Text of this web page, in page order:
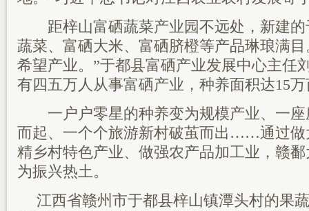
距梓山富硒蔬菜产业园不远处，新建的
蔬菜、富硒大米、富硒脐橙等产品琳琅满
希望产业。”于都县富硒产业发展中心主任
有四五万人从事富硒产业，种养面积达15
一户户零星的种养变为规模产业、一座
而起、一个个旅游新村破茧而出……通过做
精乡村特色产业、做强农产品加工业，赣
为振兴热土。
江西省赣州市于都县梓山镇潭头村的果